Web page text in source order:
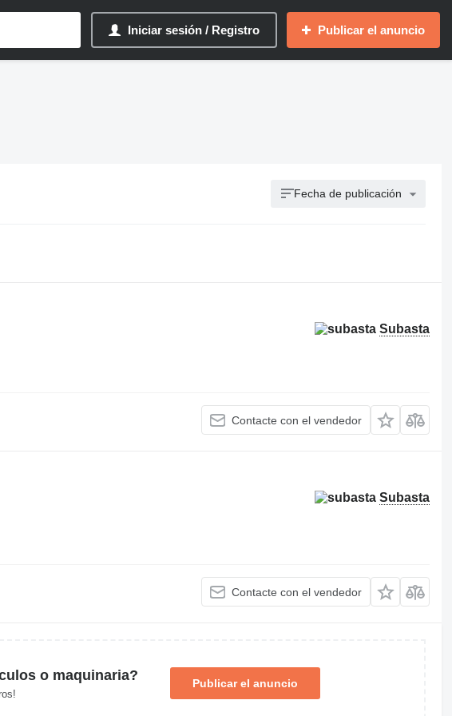
Iniciar sesión / Registro Publicar el anuncio
Fecha de publicación
Subasta
Contacte con el vendedor
Subasta
Contacte con el vendedor
o maquinaria?
Publicar el anuncio